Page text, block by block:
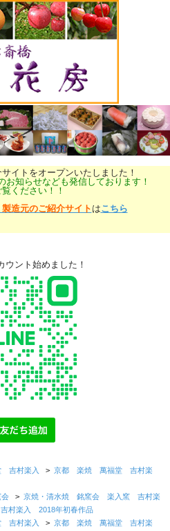
イトをオープンいたしました！
お知らせなども発信しております！
ください！！
造元のご紹介サイト はこちら
ウント始めました！
吉村楽入 > 京都 楽焼 萬福堂 吉村楽
> 京焼・清水焼 銘窯会 楽入窯 吉村楽
村楽入 2018年初春作品
吉村楽入 > 京都 楽焼 萬福堂 吉村楽